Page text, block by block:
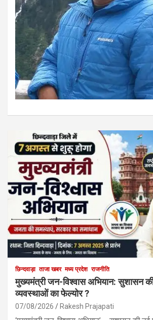
छिन्दवाड़ा ताजा खबर मध्य प्रदेश राजनीति
मुख्यमंत्री जन-विश्वास अभियान: सुशासन
व्यवस्थाओं का फेल्योर ?
07/08/2026 Rakesh Prajapati